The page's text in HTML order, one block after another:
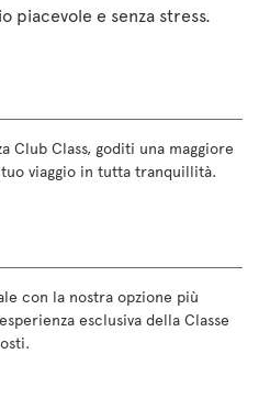
piacevole e senza stress.
Club Class, goditi una maggiore
viaggio in tutta tranquillità.
con la nostra opzione più
esclusiva della Classe